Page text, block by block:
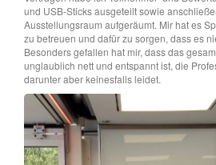
und USB-Sticks ausgeteilt sowie
Ausstellungsraum aufgeräumt. Mir hat es
zu betreuen und dafür zu sorgen, dass es
Besonders gefallen hat mir, dass das
unglaublich nett und entspannt ist, die
darunter aber keinesfalls leidet.